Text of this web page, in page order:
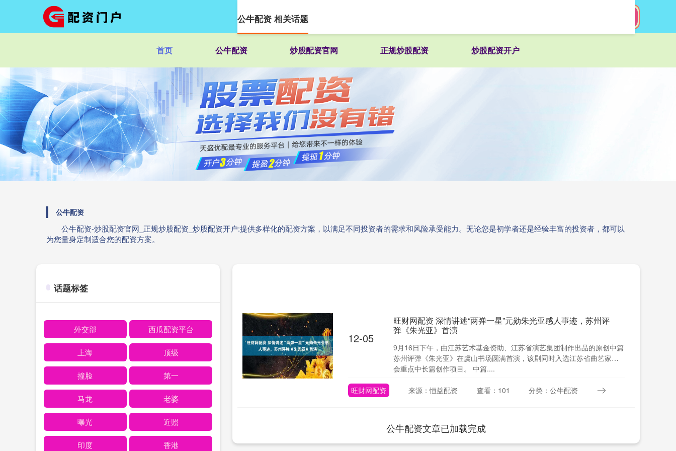
首页 公牛配资 炒股配资官网 正规炒股配资 炒股配资开户
公牛配资
公牛配资-炒股配资官网_正规炒股配资_炒股配资开户:提供多样化的配资方案，以满足不同投资者的需求和风险承受能力。无论您是初学者还是经验丰富的投资者，都可以
为您量身定制适合您的配资方案。
公牛配资 相关话题
12-05
旺财网配资 深情讲述“两弹一星”元勋朱光亚感人事迹，苏州评
弹《朱光亚》首演
9月16日下午，由江苏艺术基金资助、江苏省演艺集团制作出品的原创中篇
苏州评弹《朱光亚》在虞山书场圆满首演，该剧同时入选江苏省曲艺家协
会重点中长篇创作项目。 中篇....
旺财网配资 来源：恒益配资 查看：101 分类：公牛配资
公牛配资文章已加载完成
话题标签
外交部 西瓜配资平台
上海 顶级
撞脸 第一
马龙 老婆
曝光 近照
印度 香港